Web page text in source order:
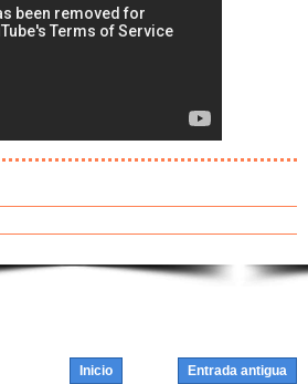
Entrada antigua
Inicio